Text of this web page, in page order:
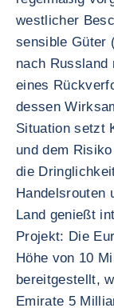
westlicher
sensible Güter
nach Russland
eines
dessen
Situation setzt
und dem
die
Handelsrouten
Land genießt
Projekt: Die
Höhe von 10
bereitgestellt,
Emirate 5